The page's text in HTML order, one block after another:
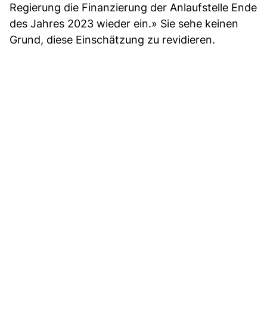
Regierung die Finanzierung der Anlaufstelle Ende
des Jahres 2023 wieder ein.» Sie sehe keinen
Grund, diese Einschätzung zu revidieren.